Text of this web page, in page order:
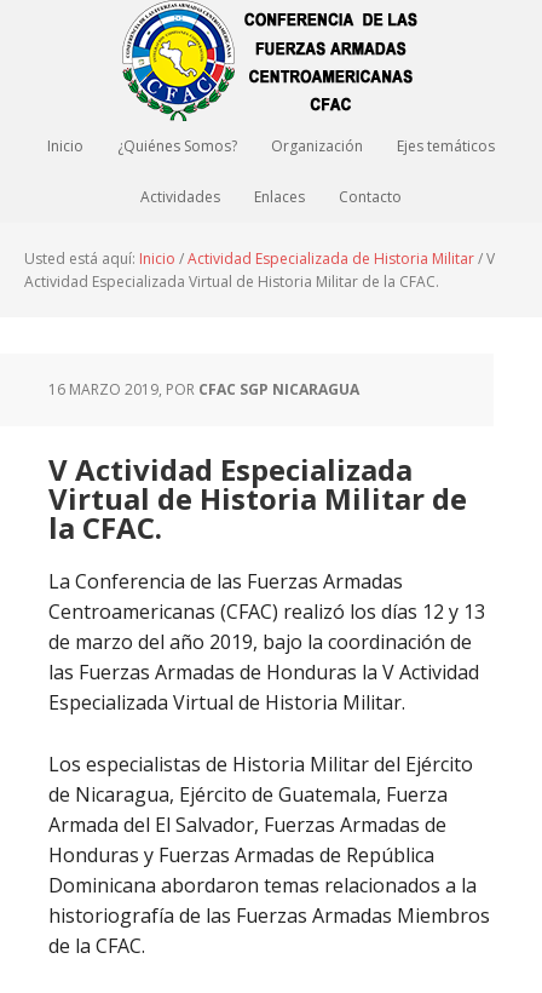
Inicio ¿Quiénes Somos? Organización Ejes temáticos
Actividades Enlaces Contacto
Usted está aquí: Inicio /Actividad Especializada de Historia Militar/V
Actividad Especializada Virtual de Historia Militar de la CFAC.
16 MARZO 2019, POR CFAC SGP NICARAGUA
V Actividad Especializada
Virtual de Historia Militar de
la CFAC.
La Conferencia de las Fuerzas Armadas
Centroamericanas (CFAC) realizó los días 12 y 13
de marzo del año 2019, bajo la coordinación de
las Fuerzas Armadas de Honduras la V Actividad
Especializada Virtual de Historia Militar.
Los especialistas de Historia Militar del Ejército
de Nicaragua, Ejército de Guatemala, Fuerza
Armada del El Salvador, Fuerzas Armadas de
Honduras y Fuerzas Armadas de República
Dominicana abordaron temas relacionados a la
historiografía de las Fuerzas Armadas Miembros
de la CFAC.